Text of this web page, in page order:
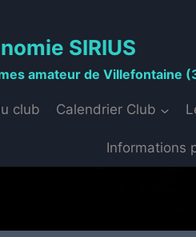
SIRIUS
amateur de Villefontaine
club Calendrier Club
Informations